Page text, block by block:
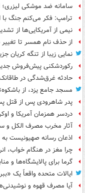
سامانه ضد موشکی لیزری؛
ترامپ: فکر می‌کنم جنگ با
نیمی از آمریکایی‌ها از
از حذف نام همسر تا تغییر
نمایی زیبا از تنگه کریان
رکوردشکنی پیش‌فروش
حادثه غرق‌شدگی در طاقانک ۲ قربانی
مسجد جامع یزد، از
پدر شاهرودی پس از قتل
دردسر همزمان آمریکا و
آثار مخرب مصرف الکل و
اذعان رسانه صهیونیست
چرا مغز در هنگام خواب،
گرما برای پالایشگاه‌ها و
ایالات متحده واقعاً یک
آیا مصرف قهوه و